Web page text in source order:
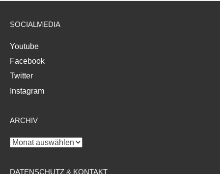
SOCIALMEDIA
Youtube
Facebook
Twitter
Instagram
ARCHIV
Archiv
DATENSCHUTZ & KONTAKT